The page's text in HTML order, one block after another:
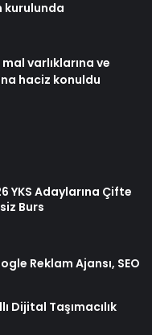
kurulunda
mal varlıklarına ve
haciz konuldu
YKS Adaylarına Çifte
Burs
Reklam Ajansı, SEO
Dijital Taşımacılık